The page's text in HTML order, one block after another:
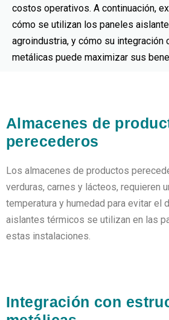
costos operativos. A continuación,
cómo se utilizan los paneles
agroindustria, y cómo su integración
metálicas puede maximizar sus
Almacenes de
perecederos
Los almacenes de productos
verduras, carnes y lácteos, requieren
temperatura y humedad para evitar el
aislantes térmicos se utilizan en las
estas instalaciones.
Integración con